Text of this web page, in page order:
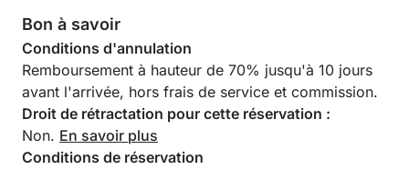
Bon à savoir
Conditions d'annulation
Remboursement à hauteur de 70% jusqu'à 10 jours
avant l'arrivée, hors frais de service et commission.
Droit de rétractation pour cette réservation :
Non. En savoir plus
Conditions de réservation